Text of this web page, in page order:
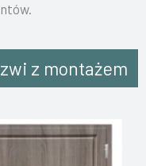
z montażem